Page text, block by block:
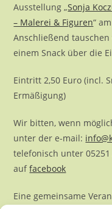
Ausstellung „Sonja
– Malerei & Figuren“
Anschließend
einem Snack über die
Eintritt 2,50 Euro (incl.
Ermäßigung)
Wir bitten, wenn
unter der e-mail:
telefonisch unter
auffacebook
Eine gemeinsame